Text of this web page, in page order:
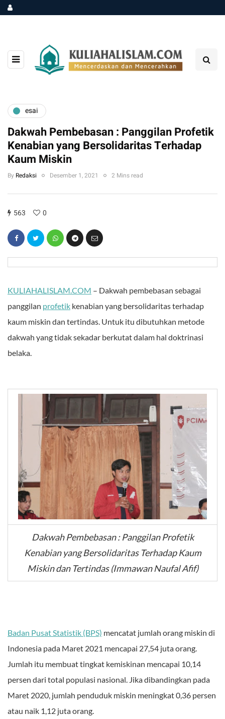
esai
Dakwah Pembebasan : Panggilan Profetik
Kenabian yang Bersolidaritas Terhadap
Kaum Miskin
By Redaksi Desember 1, 2021 2 Mins read
563 0
KULIAHALISLAM.COM – Dakwah pembebasan sebagai
panggilan profetik kenabian yang bersolidaritas terhadap
kaum miskin dan tertindas. Untuk itu dibutuhkan metode
dakwah yang tidak sekadar berkutat dalam hal doktrinasi
belaka.
Dakwah Pembebasan : Panggilan Profetik
Kenabian yang Bersolidaritas Terhadap Kaum
Miskin dan Tertindas (Immawan Naufal Afif)
Badan Pusat Statistik (BPS) mencatat jumlah orang miskin di
Indonesia pada Maret 2021 mencapai 27,54 juta orang.
Jumlah itu membuat tingkat kemiskinan mencapai 10,14
persen dari total populasi nasional. Jika dibandingkan pada
Maret 2020, jumlah penduduk miskin meningkat 0,36 persen
atau naik 1,12 juta orang.